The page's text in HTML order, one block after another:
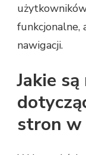
funkcjonalne,
nawigacji.
Jakie
stron w